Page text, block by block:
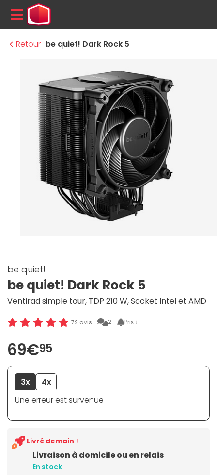
MENU
Retour be quiet! Dark Rock 5
be quiet!
be quiet! Dark Rock 5
Ventirad simple tour, TDP 210 W, Socket Intel et AMD
72 avis 2 Prix ↓
69€95
3x
4x
Une erreur est survenue
Livraison à domicile ou en relais
En stock
Livré demain !